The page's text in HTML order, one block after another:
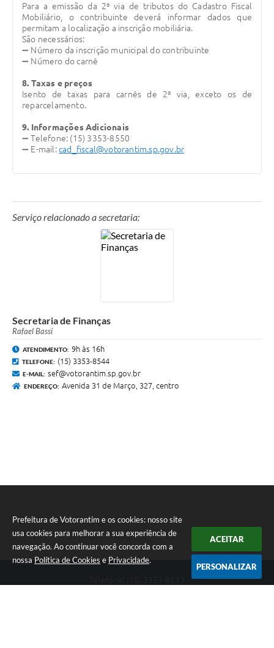
Prefeitura de Votorantim e os cookies: nosso site
usa cookies para melhorar a sua experiência de
navegação. Ao continuar você concorda com a
nossa Política de Cookies e Privacidade.
ACEITAR
PERSONALIZAR
Para a emissão da 2ª via de tributos do Cadastro Fiscal
Mobiliário, o contribuinte deverá informar dados que
permitam a localização a inscrição mobiliária.
São necessários:
➖ Número da inscrição municipal do contribuinte
➖ Número do carnê
8. Taxas e preços
Isento de taxas para carnês de 2ª via, exceto os de
reparcelamento.
9. Informações Adicionais
➖Telefone: (15) 3353-8550
➖ E-mail:cad_fiscal@votorantim.sp.gov.br
Serviço relacionado a secretaria:
Secretaria de Finanças
Rafael Bassi
ATENDIMENTO: 9h às 16h
TELEFONE: (15) 3353-8544
E-MAIL: sef@votorantim.sp.gov.br
ENDEREÇO: Avenida 31 de Março, 327, centro